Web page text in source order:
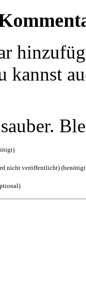
kannst
nicht veröffentlicht)